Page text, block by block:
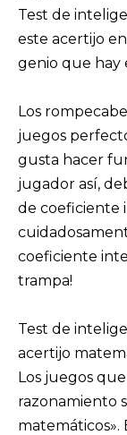
Test de
este acertijo
genio que hay
Los
juegos
gusta hacer
jugador así,
de coeficiente
coeficiente
trampa!
Test de
acertijo
Los juegos
razonamiento